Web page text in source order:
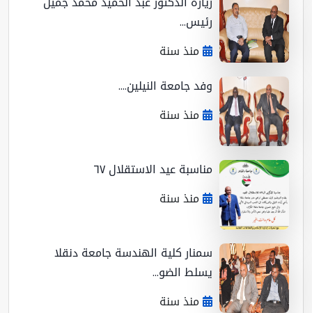
رئيس...
منذ سنة
وفد جامعة النيلين....
منذ سنة
مناسبة عيد الاستقلال ٦٧
منذ سنة
سمنار كلية الهندسة جامعة دنقلا
يسلط الضو...
منذ سنة